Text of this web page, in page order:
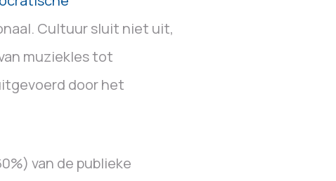
Cultuur sluit niet uit,
muziekles tot
door het
van de publieke